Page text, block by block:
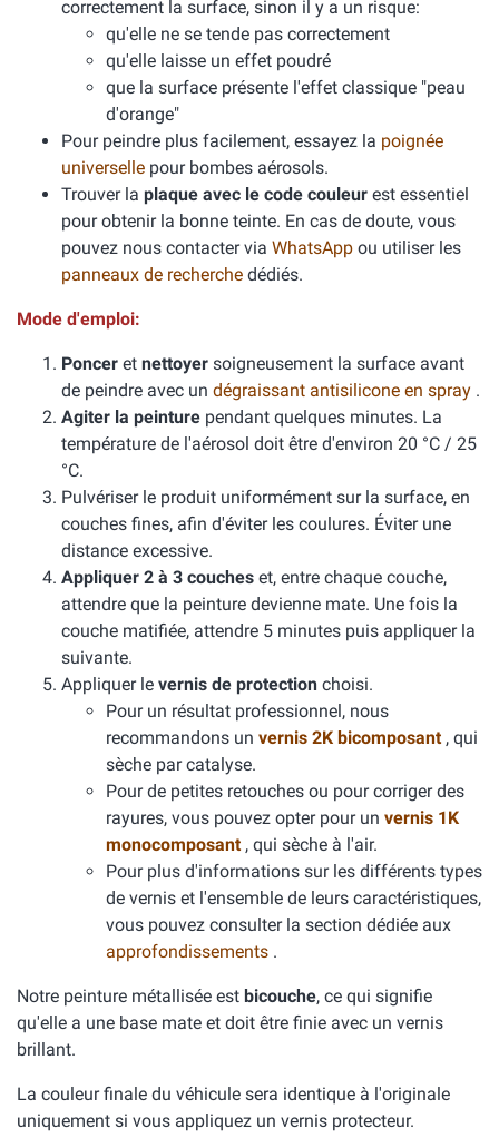
correctement la surface, sinon il y a un risque:
qu'elle ne se tende pas correctement
qu'elle laisse un effet poudré
que la surface présente l'effet classique "peau
d'orange"
Pour peindre plus facilement, essayez la poignée
universelle pour bombes aérosols.
Trouver la plaque avec le code couleur est essentiel
pour obtenir la bonne teinte. En cas de doute, vous
pouvez nous contacter via WhatsApp ou utiliser les
panneaux de recherche dédiés.
Mode d'emploi:
Poncer et nettoyer soigneusement la surface avant
de peindre avec un dégraissant antisilicone en spray .
Agiter la peinture pendant quelques minutes. La
température de l'aérosol doit être d'environ 20 °C / 25
°C.
Pulvériser le produit uniformément sur la surface, en
couches fines, afin d'éviter les coulures. Éviter une
distance excessive.
Appliquer 2 à 3 couches et, entre chaque couche,
attendre que la peinture devienne mate. Une fois la
couche matifiée, attendre 5 minutes puis appliquer la
suivante.
Appliquer le vernis de protection choisi.
Pour un résultat professionnel, nous
recommandons un vernis 2K bicomposant , qui
sèche par catalyse.
Pour de petites retouches ou pour corriger des
rayures, vous pouvez opter pour un vernis 1K
monocomposant , qui sèche à l'air.
Pour plus d'informations sur les différents types
de vernis et l'ensemble de leurs caractéristiques,
vous pouvez consulter la section dédiée aux
approfondissements .
Notre peinture métallisée est bicouche, ce qui signifie
qu'elle a une base mate et doit être finie avec un vernis
brillant.
La couleur finale du véhicule sera identique à l'originale
uniquement si vous appliquez un vernis protecteur.